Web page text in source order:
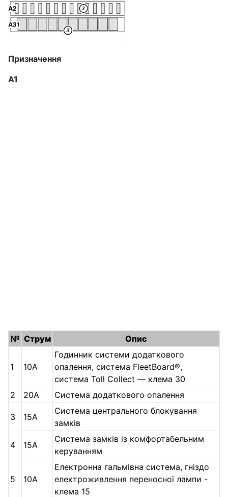
Призначення
А1
№ Струм Опис
1 10А
Годинник системи додаткового
опалення, система FleetBoard®,
система Toll Collect — клема 30
2
20А Система додаткового опалення
3 15А
Система центрального блокування
замків
4 15А
Система замків із комфортабельним
керуванням
5 10А
Електронна гальмівна система, гніздо
електроживлення переносної лампи -
клема 15